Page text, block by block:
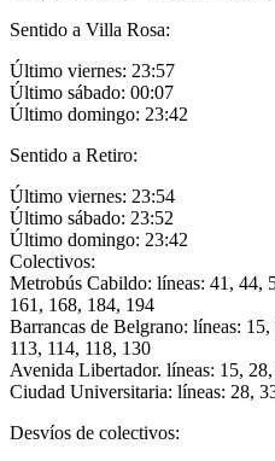
Sentido a Villa Rosa:
Último viernes: 23:57
Último sábado: 00:07
Último domingo: 23:42
Sentido a Retiro:
Último viernes: 23:54
Último sábado: 23:52
Último domingo: 23:42
Colectivos:
Metrobús Cabildo: líneas: 41, 44,
161, 168, 184, 194
Barrancas de Belgrano: líneas:
113, 114, 118, 130
Avenida Libertador. líneas: 15,
Ciudad Universitaria: líneas: 28,
Desvíos de colectivos: